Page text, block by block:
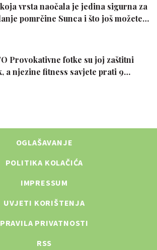
OGLAŠAVANJE
POLITIKA KOLAČIĆA
IMPRESSUM
UVJETI KORIŠTENJA
PRAVILA PRIVATNOSTI
RSS